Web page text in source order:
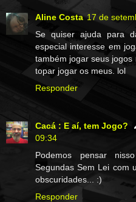
Aline Costa 17 de
Se quiser ajuda para
especial interesse em
também jogar seus jogos
topar jogar os meus. lol
Responder
Cacá : E aí, tem Jogo?
09:34
Podemos pensar
Segundas Sem Lei com
obscuridades... :)
Responder